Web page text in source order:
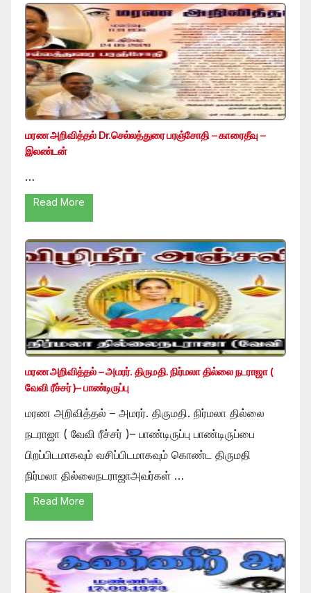
மரண அறிவித்தல் Dr.செல்லத்துரை பரஞ்சோதி – காரைதீவு –
இலண்டன்
…
Read More
மரண அறிவித்தல் – அமரர். திருமதி. நிர்மலா தில்லை நடராஜா (
வேவி ரீச்சர் )– பாண்டிருப்பு
மரண அறிவித்தல் – அமரர். திருமதி. நிர்மலா தில்லை
நடராஜா ( வேவி ரீச்சர் )– பாண்டிருப்பு பாண்டிருப்பை
பிறப்பிடமாகவும் வசிப்பிடமாகவும் கொண்ட திருமதி
நிர்மலா தில்லைநடராஜாஅவர்கள் …
Read More